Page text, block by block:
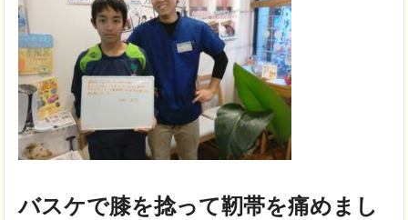
バスケで膝を捻って靭帯を痛めまし